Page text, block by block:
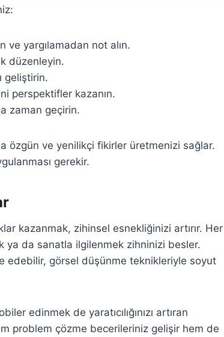
ve yargılamadan not alın.
düzenleyin.
geliştirin.
perspektifler kazanın.
zaman geçirin.
özgün ve yenilikçi fikirler üretmenizi sağlar.
gerekir.
kazanmak, zihinsel esnekliğinizi artırır. Her
ya da sanatla ilgilenmek zihninizi besler.
edebilir, görsel düşünme teknikleriyle soyut
edinmek de yaratıcılığınızı artıran
problem çözme becerileriniz gelişir hem de